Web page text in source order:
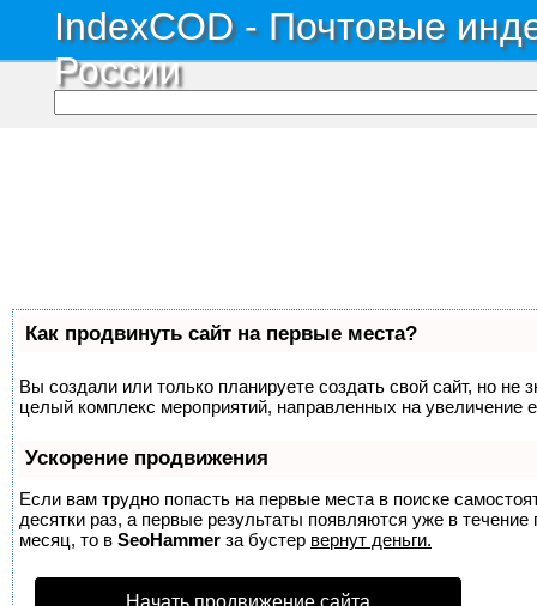
IndexCOD - Почтовые
России
Как продвинуть сайт на первые места?
Вы создали или только планируете создать свой сайт, но не
целый комплекс мероприятий, направленных на увеличение
Ускорение продвижения
Если вам трудно попасть на первые места в поиске
десятки раз, а первые результаты появляются уже в
месяц, то в SeoHammer за бустер вернут деньги.
Начать продвижение сайта